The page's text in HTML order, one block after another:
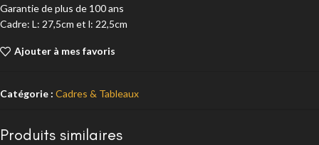
Garantie de plus de 100 ans
Cadre: L: 27,5cm et l: 22,5cm
Ajouter à mes favoris
Catégorie : Cadres & Tableaux
Produits similaires